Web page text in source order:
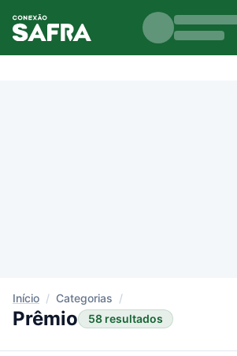
Início / Categorias /
Prêmio 58 resultados